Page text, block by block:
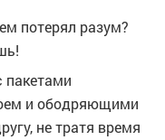
потерял разум?
пакетами
и ободряющими
не тратя время